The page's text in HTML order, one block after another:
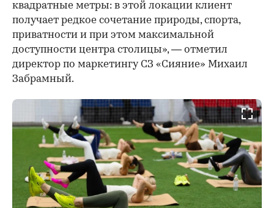
квадратные метры: в этой локации клиент
получает редкое сочетание природы, спорта,
приватности и при этом максимальной
доступности центра столицы», — отметил
директор по маркетингу СЗ «Сияние» Михаил
Забрамный.